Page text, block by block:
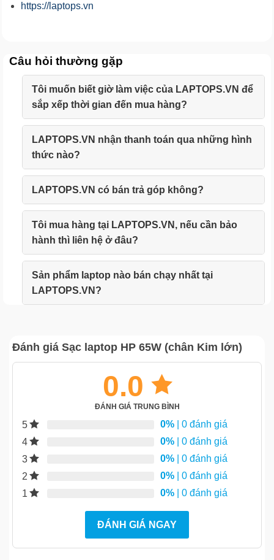
https://laptops.vn
Câu hỏi thường gặp
Tôi muốn biết giờ làm việc của LAPTOPS.VN để
sắp xếp thời gian đến mua hàng?
LAPTOPS.VN nhận thanh toán qua những hình
thức nào?
LAPTOPS.VN có bán trả góp không?
Tôi mua hàng tại LAPTOPS.VN, nếu cần bảo
hành thì liên hệ ở đâu?
Sản phẩm laptop nào bán chạy nhất tại
LAPTOPS.VN?
Đánh giá Sạc laptop HP 65W (chân Kim lớn)
0.0
ĐÁNH GIÁ TRUNG BÌNH
5 0% | 0 đánh giá
4
0% | 0 đánh giá
3
0% | 0 đánh giá
2
0% | 0 đánh giá
1
0% | 0 đánh giá
ĐÁNH GIÁ NGAY